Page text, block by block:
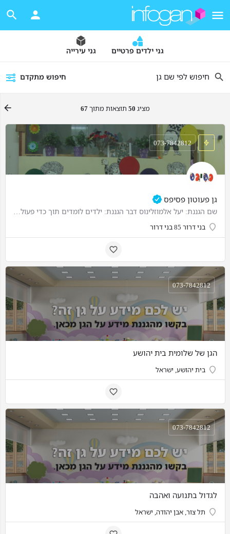
גני ילדים פרטיים גני עירייה
חיפוש מתקדם
מציג 50 תוצאות מתוך 67
גן פעוטון פסיפס
שם הגננת: יעל אלמוזלינוס דבר הגננת: ילדים לומדים תוך כדי פעולת גומלין עם הסביבה כאשר הסביבה היא העצמים…
בני דרור 85 בני דרור
073-7842812
הגן של שלומית בית יהושע
בית יהושע, ישראל
073-7842812
לגדול בתנועה ואהבה
תל צור, אבן יהודה, ישראל
073-7842812